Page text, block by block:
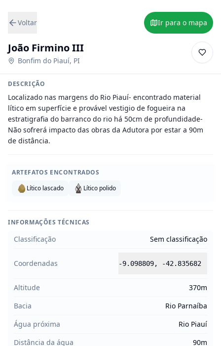
Voltar Ir para o mapa
João Firmino III
Bonfim do Piauí, PI
DESCRIÇÃO
Localizado nas margens do Rio Piauí- encontrado material
lítico em superfície e provável vestigio de fogueira na
estratigrafia do barranco do rio há 50cm de profundidade-
Não sofrerá impacto das obras da Adutora por estar a 90m
de distância.
ARTEFATOS ENCONTRADOS
Lítico lascado
Lítico polido
INFORMAÇÕES TÉCNICAS
Classificação Sem classificação
Coordenadas -9.098809, -42.835682
Altitude
370m
Bacia
Rio Parnaíba
Água próxima
Rio Piauí
Distância da água
90m